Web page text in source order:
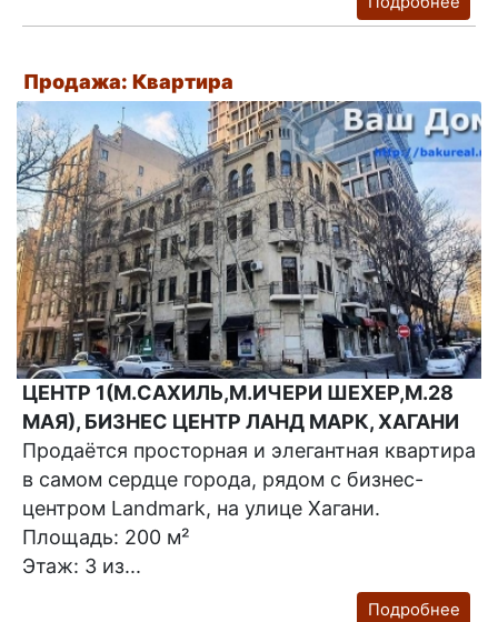
Продажа: Квартира
ЦЕНТР 1(М.САХИЛЬ,М.ИЧЕРИ ШЕХЕР,М.28
МАЯ), БИЗНЕС ЦЕНТР ЛАНД МАРК, ХАГАНИ
Продаётся просторная и элегантная квартира
в самом сердце города, рядом с бизнес-
центром Landmark, на улице Хагани.
Площадь: 200 м²
Этаж: 3 из...
Подробнее